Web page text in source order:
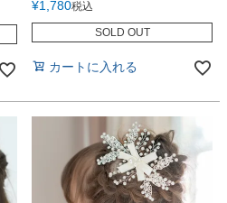
¥1,780税込
SOLD OUT
カートに入れる